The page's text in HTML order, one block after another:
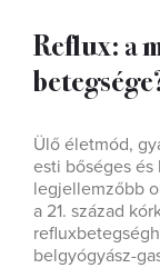
Reflux: a
Ülő életmód,
esti bőséges és
legjellemzőbb
a 21. század
belgyógyász-